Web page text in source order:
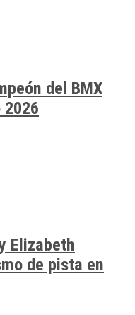
del BMX
2026
Elizabeth
de pista en